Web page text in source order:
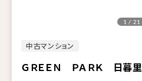
中古マンション
ＧＲＥＥＮ ＰＡＲＫ 日暮里
1 / 21